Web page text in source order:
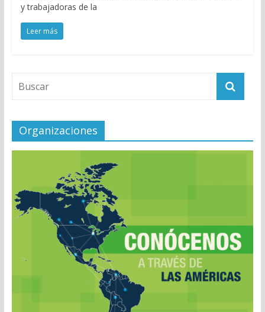
y trabajadoras de la
Leer más
Organizaciones